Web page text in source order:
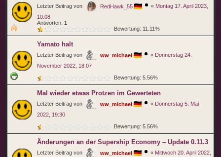
Letzter Beitrag von RedHawk_55 « Montag 17. April 2023,
10:08
Antworten: 1
Bewertung: 11.11%
Yamato halt
Letzter Beitrag von ww_michael « Donnerstag 24.
November 2022, 18:07
Bewertung: 5.56%
Mal wieder etwas Protzen im Gewerteten
Letzter Beitrag von ww_michael « Donnerstag 5. Mai
2022, 19:30
Bewertung: 5.56%
Änderungen an der Supership Economy – Update 0.11.3
Letzter Beitrag von ww_michael « Mittwoch 20. April 2022,